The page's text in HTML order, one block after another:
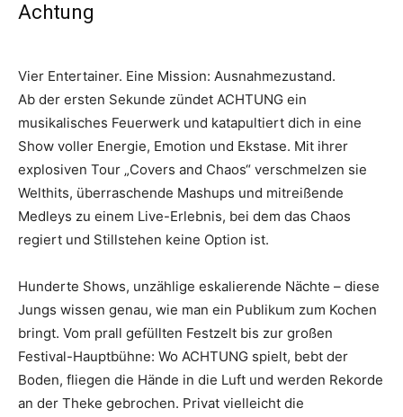
Achtung
Vier Entertainer. Eine Mission: Ausnahmezustand.
Ab der ersten Sekunde zündet ACHTUNG ein
musikalisches Feuerwerk und katapultiert dich in eine
Show voller Energie, Emotion und Ekstase. Mit ihrer
explosiven Tour „Covers and Chaos“ verschmelzen sie
Welthits, überraschende Mashups und mitreißende
Medleys zu einem Live-Erlebnis, bei dem das Chaos
regiert und Stillstehen keine Option ist.
Hunderte Shows, unzählige eskalierende Nächte – diese
Jungs wissen genau, wie man ein Publikum zum Kochen
bringt. Vom prall gefüllten Festzelt bis zur großen
Festival-Hauptbühne: Wo ACHTUNG spielt, bebt der
Boden, fliegen die Hände in die Luft und werden Rekorde
an der Theke gebrochen. Privat vielleicht die